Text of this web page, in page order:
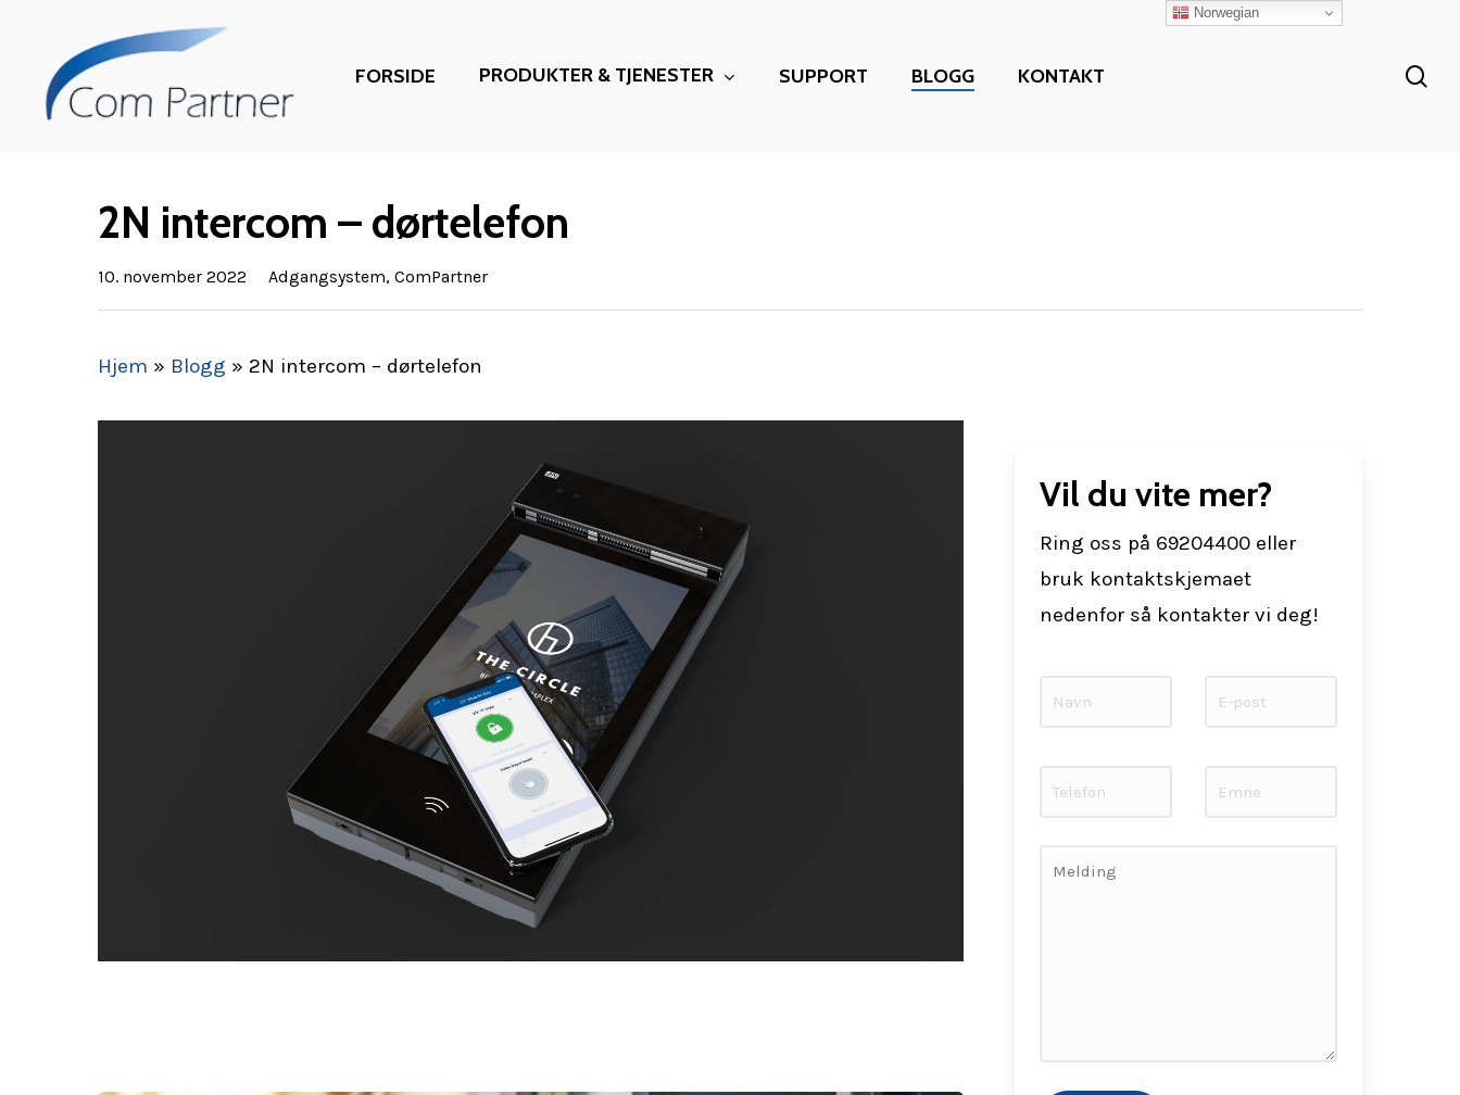
main
content
Trykk ENTER for å søke - Trykk ESC for å lukke
FORSIDE PRODUKTER & TJENESTER SUPPORT BLOGG KONTAKT
2N intercom – dørtelefon
10. november 2022 Adgangsystem, ComPartner
Hjem » Blogg » 2N intercom – dørtelefon
Vil du vite mer?
Ring oss på 69204400 eller
bruk kontaktskjemaet
nedenfor så kontakter vi deg!
Norwegian